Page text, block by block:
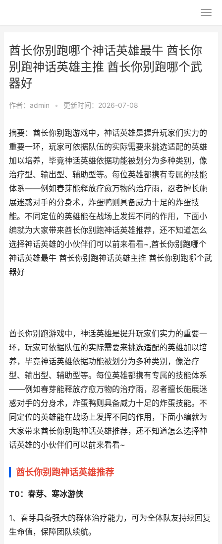
酋长你别跑哪个神话英雄最牛 酋长你
别跑神话英雄主推 酋长你别跑哪个武
器好
作者： admin • 更新时间：2026-07-08
摘要：酋长你别跑游戏中，神话英雄是提升玩家们实力的
重要一环，玩家可依据队伍的实际需要来挑选适配的英雄
加以培养，毕竟神话英雄依据功能被划分为多种类别，像
治疗型、输出型、辅助型等。每位英雄都携有专属的技能
体系——例如春芽能释放疗愈万物的治疗雨，忍者擅长施
展迷惑对手的分身术，炸蛋鸭则具备威力十足的炸蛋技
能。不同定位的英雄能在战场上发挥不同的作用，下面小
编就为大家带来酋长你别跑神话英雄推荐，还不知道怎么
选择神话英雄的小伙伴们可以前来看看~,酋长你别跑哪个
神话英雄最牛 酋长你别跑神话英雄主推 酋长你别跑哪个武
器好
酋长你别跑游戏中，神话英雄是提升玩家们实力的重要一
环，玩家可依据队伍的实际需要来挑选适配的英雄加以培
养，毕竟神话英雄依据功能被划分为多种类别，像治疗
型、输出型、辅助型等。每位英雄都携有专属的技能体系
——例如春芽能释放疗愈万物的治疗雨，忍者擅长施展迷
惑对手的分身术，炸蛋鸭则具备威力十足的炸蛋技能。不
同定位的英雄能在战场上发挥不同的作用，下面小编就为
大家带来酋长你别跑神话英雄推荐，还不知道怎么选择神
话英雄的小伙伴们可以前来看看~
酋长你别跑神话英雄推荐
T0：春芽、寒冰游侠
1、春芽具备强大的群体治疗能力，可为全体队友持续回复
生命值，保障团队续航。